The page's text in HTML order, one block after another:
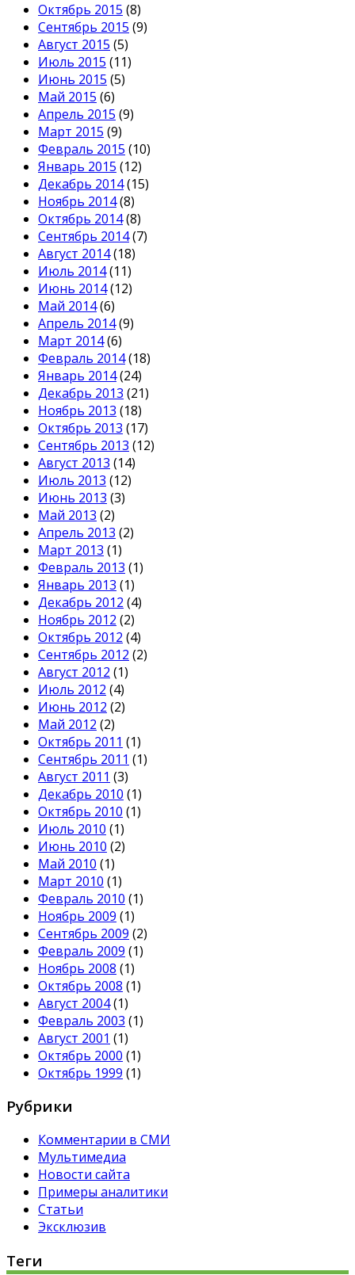
Октябрь 2015 (8)
Сентябрь 2015 (9)
Август 2015 (5)
Июль 2015 (11)
Июнь 2015 (5)
Май 2015 (6)
Апрель 2015 (9)
Март 2015 (9)
Февраль 2015 (10)
Январь 2015 (12)
Декабрь 2014(15)
Ноябрь 2014(8)
Октябрь 2014(8)
Сентябрь 2014(7)
Август 2014(18)
Июль 2014(11)
Июнь 2014(12)
Май 2014(6)
Апрель 2014(9)
Март 2014(6)
Февраль 2014(18)
Январь 2014(24)
Декабрь 2013 (21)
Ноябрь 2013 (18)
Октябрь 2013 (17)
Сентябрь 2013 (12)
Август 2013 (14)
Июль 2013 (12)
Июнь 2013 (3)
Май 2013 (2)
Апрель 2013 (2)
Март 2013 (1)
Февраль 2013 (1)
Январь 2013 (1)
Декабрь 2012 (4)
Ноябрь 2012 (2)
Октябрь 2012 (4)
Сентябрь 2012 (2)
Август 2012 (1)
Июль 2012 (4)
Июнь 2012 (2)
Май 2012 (2)
Октябрь 2011 (1)
Сентябрь 2011 (1)
Август 2011 (3)
Декабрь 2010 (1)
Октябрь 2010 (1)
Июль 2010 (1)
Июнь 2010 (2)
Май 2010 (1)
Март 2010 (1)
Февраль 2010 (1)
Ноябрь 2009 (1)
Сентябрь 2009 (2)
Февраль 2009 (1)
Ноябрь 2008 (1)
Октябрь 2008 (1)
Август 2004(1)
Февраль 2003 (1)
Август 2001 (1)
Октябрь 2000 (1)
Октябрь 1999 (1)
Рубрики
Комментарии в СМИ
Мультимедиа
Новости сайта
Примеры аналитики
Статьи
Эксклюзив
Теги